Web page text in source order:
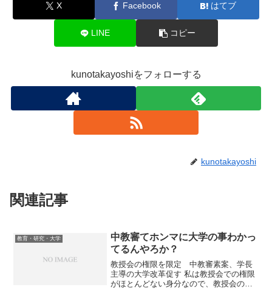
X Facebook はてブ
LINE コピー
kunotakayoshiをフォローする
kunotakayoshi
関連記事
教育・研究・大学
中教審てホンマに大学の事わかっ
てるんやろか？
教授会の権限を限定 中教審素案、学長
主導の大学改革促す 私は教授会での権限
がほとんどない身分なので、教授会の権